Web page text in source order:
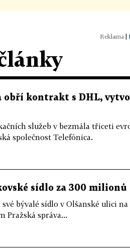
obří kontrakt s DHL,
služeb v bezmála třiceti
společnost Telefónica.
sídlo za 300 milionů
bývalé sídlo v Olšanské ulici
Pražská správa...